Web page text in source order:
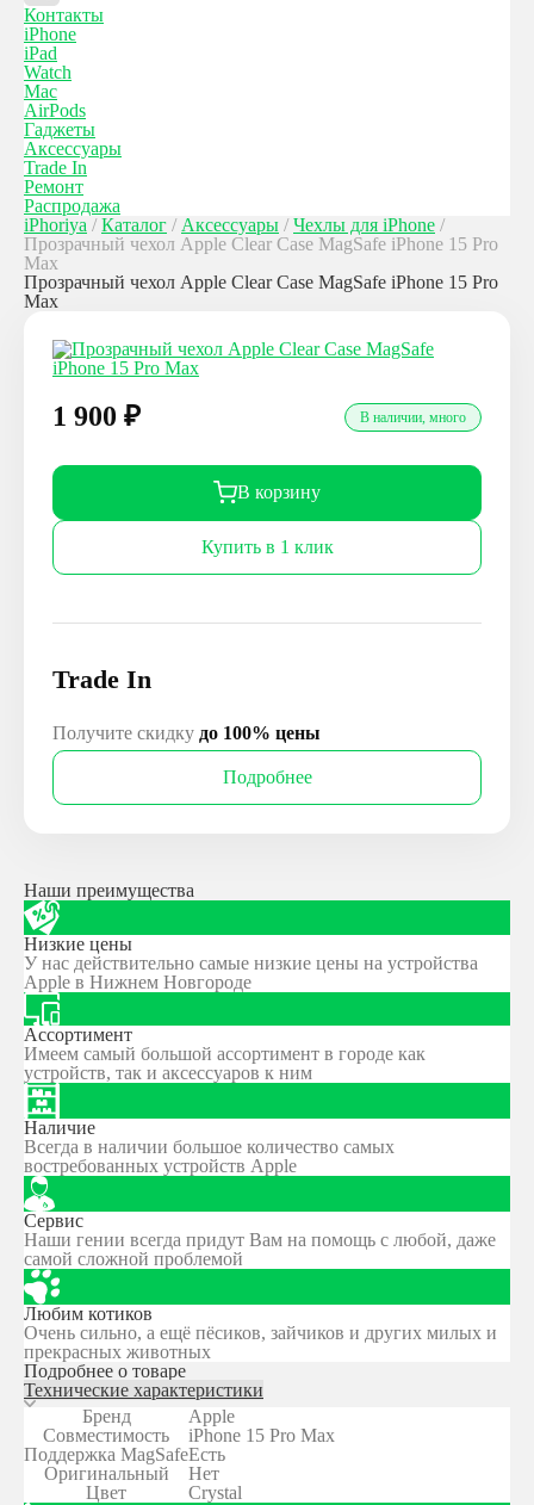
Контакты
iPhone
iPad
Watch
Mac
AirPods
Гаджеты
Аксессуары
Trade In
Ремонт
Распродажа
iPhoriya / Каталог / Аксессуары / Чехлы для iPhone /
Прозрачный чехол Apple Clear Case MagSafe iPhone 15 Pro
Max
Прозрачный чехол Apple Clear Case MagSafe iPhone 15 Pro
Max
1 900 ₽ В наличии, много
В корзину
Купить в 1 клик
Trade In
Получите скидку до 100% цены
Подробнее
Наши преимущества
Низкие цены
У нас действительно самые низкие цены на устройства
Apple в Нижнем Новгороде
Ассортимент
Имеем самый большой ассортимент в городе как
устройств, так и аксессуаров к ним
Наличие
Всегда в наличии большое количество самых
востребованных устройств Apple
Сервис
Наши гении всегда придут Вам на помощь с любой, даже
самой сложной проблемой
Любим котиков
Очень сильно, а ещё пёсиков, зайчиков и других милых и
прекрасных животных
Подробнее о товаре
Технические характеристики
Бренд
Apple
Совместимость
iPhone 15 Pro Max
Поддержка MagSafeЕсть
Оригинальный
Нет
Цвет
Crystal